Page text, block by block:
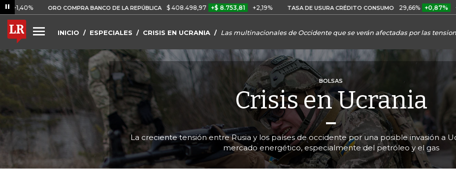
ORO COMPRA BANCO DE LA REPÚBLICA $ 408.498,97 +$ 8.753,81 +2,19% TASA DE USURA CRÉDITO CONSUMO 29,66% +0,87% +3,02%
INICIO ESPECIALES CRISIS EN UCRANIA Las multinacionales de Occidente que se verán afectadas por las
BOLSAS
Crisis en Ucrania
La creciente tensión entre Rusia y los países de occidente por una posible invasión a
mercado energético, especialmente del petróleo y el gas